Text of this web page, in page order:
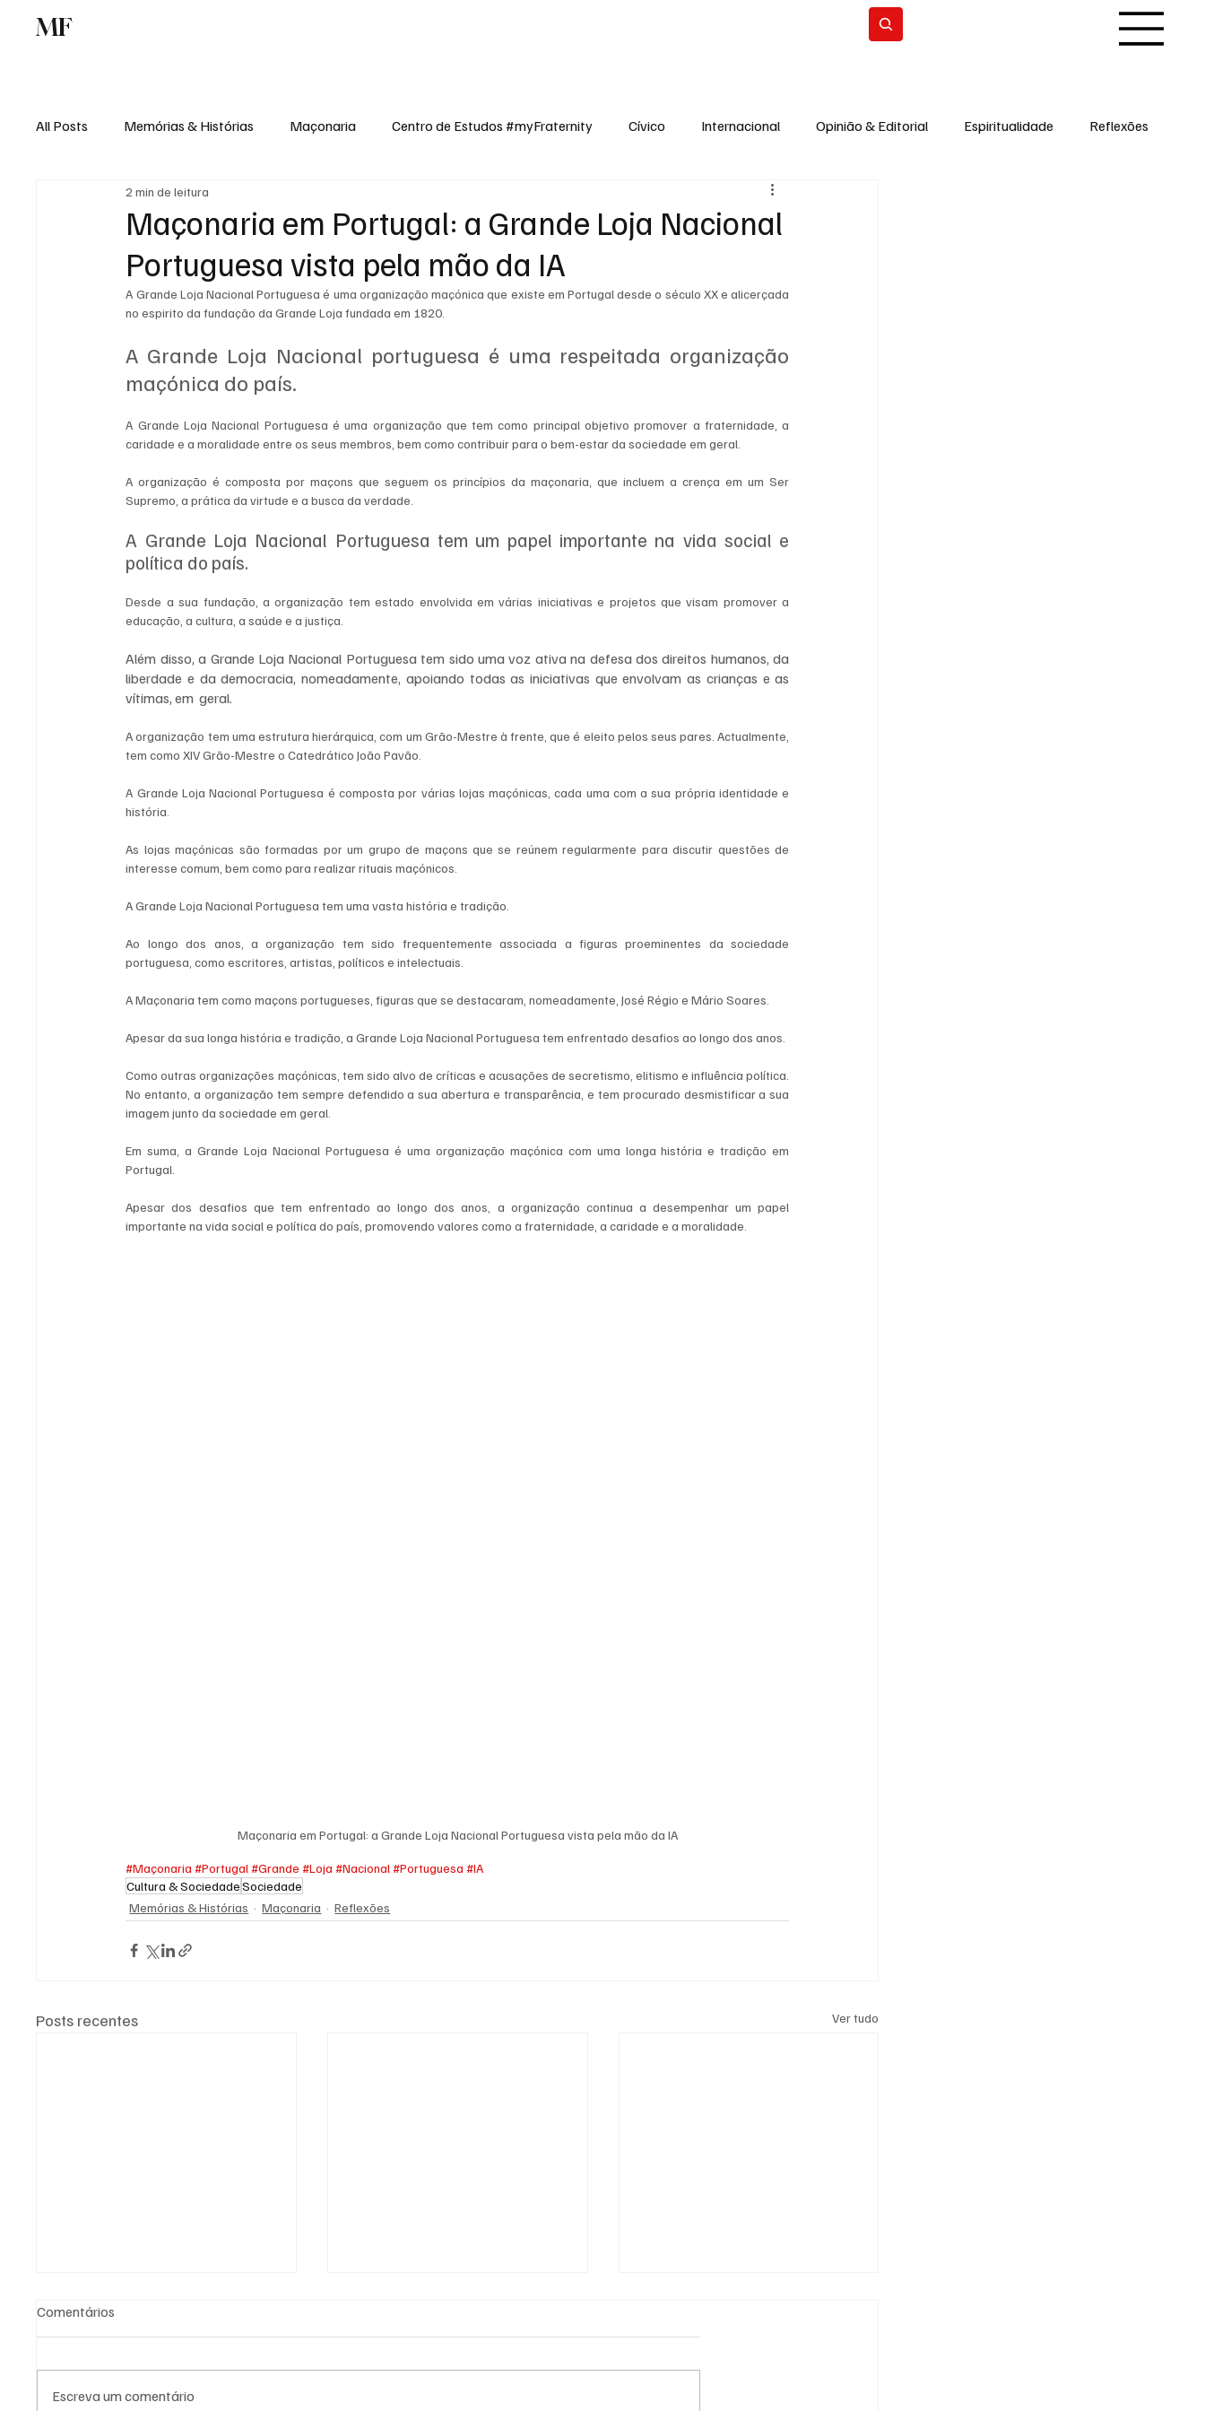
MF
All Posts Memórias & Histórias Maçonaria Centro de Estudos #myFraternity Cívico Internacional Opinião & Editorial Espiritualidade Reflexões
Rádio Digital
Maçonaria em Portugal: a Grande Loja Nacional
Portuguesa vista pela mão da IA
2 min de leitura
A Grande Loja Nacional Portuguesa é uma organização maçónica que existe em Portugal desde o século XX e alicerçada
no espirito da fundação da Grande Loja fundada em 1820.
A Grande Loja Nacional portuguesa é uma respeitada organização
maçónica do país.
A Grande Loja Nacional Portuguesa é uma organização que tem como principal objetivo promover a fraternidade, a
caridade e a moralidade entre os seus membros, bem como contribuir para o bem-estar da sociedade em geral.
A organização é composta por maçons que seguem os princípios da maçonaria, que incluem a crença em um Ser
Supremo, a prática da virtude e a busca da verdade.
A Grande Loja Nacional Portuguesa tem um papel importante na vida social e
política do país.
Desde a sua fundação, a organização tem estado envolvida em várias iniciativas e projetos que visam promover a
educação, a cultura, a saúde e a justiça.
Além disso, a Grande Loja Nacional Portuguesa tem sido uma voz ativa na defesa dos direitos humanos, da
liberdade e da democracia, nomeadamente, apoiando todas as iniciativas que envolvam as crianças e as
vítimas, em  geral.
A organização tem uma estrutura hierárquica, com um Grão-Mestre à frente, que é eleito pelos seus pares. Actualmente,
tem como XIV Grão-Mestre o Catedrático João Pavão.
A Grande Loja Nacional Portuguesa é composta por várias lojas maçónicas, cada uma com a sua própria identidade e
história.
As lojas maçónicas são formadas por um grupo de maçons que se reúnem regularmente para discutir questões de
interesse comum, bem como para realizar rituais maçónicos.
A Grande Loja Nacional Portuguesa tem uma vasta história e tradição.
Ao longo dos anos, a organização tem sido frequentemente associada a figuras proeminentes da sociedade
portuguesa, como escritores, artistas, políticos e intelectuais.
A Maçonaria tem como maçons portugueses, figuras que se destacaram, nomeadamente, José Régio e Mário Soares.
Apesar da sua longa história e tradição, a Grande Loja Nacional Portuguesa tem enfrentado desafios ao longo dos anos.
Como outras organizações maçónicas, tem sido alvo de críticas e acusações de secretismo, elitismo e influência política.
No entanto, a organização tem sempre defendido a sua abertura e transparência, e tem procurado desmistificar a sua
imagem junto da sociedade em geral.
Em suma, a Grande Loja Nacional Portuguesa é uma organização maçónica com uma longa história e tradição em
Portugal.
Apesar dos desafios que tem enfrentado ao longo dos anos, a organização continua a desempenhar um papel
importante na vida social e política do país, promovendo valores como a fraternidade, a caridade e a moralidade.
Maçonaria em Portugal: a Grande Loja Nacional Portuguesa vista pela mão da IA
#Maçonaria #Portugal #Grande #Loja #Nacional #Portuguesa #IA
Cultura & SociedadeSociedade
Memórias & Histórias
Maçonaria Reflexões
Posts recentes Ver tudo
Comentários
Escreva um comentário